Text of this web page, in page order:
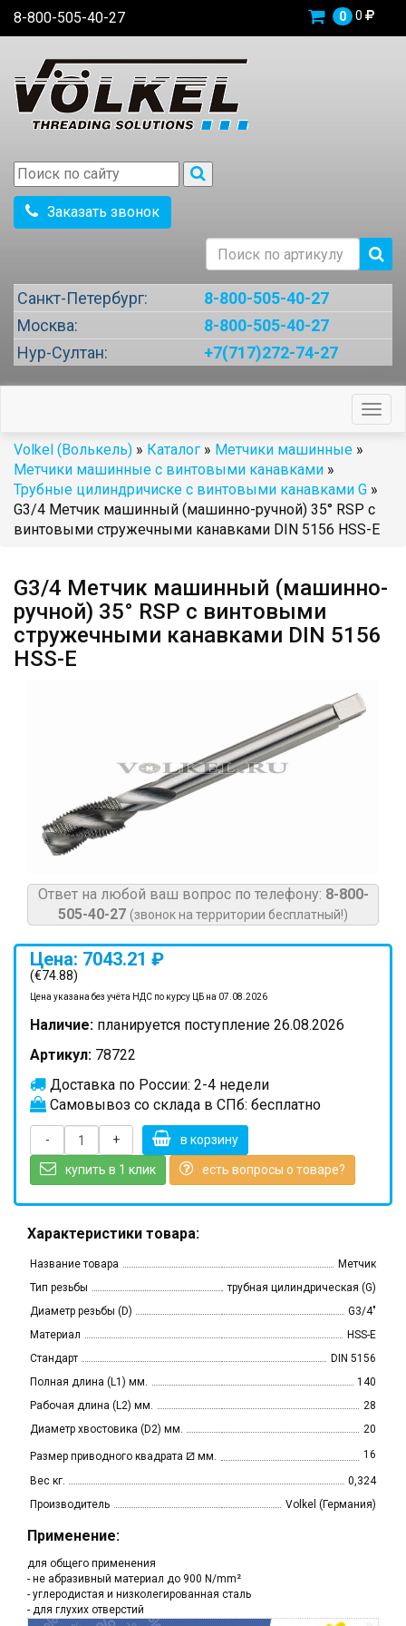
8-800-505-40-27 0 0
Заказать звонок
Санкт-Петербург:
8-800-505-40-27
Москва:
8-800-505-40-27
Нур-Султан:
+7(717)272-74-27
Volkel (Волькель) » Каталог » Метчики машинные »
Метчики машинные с винтовыми канавками »
Трубные цилиндричиске с винтовыми канавками G »
G3/4 Метчик машинный (машинно-ручной) 35° RSP с
винтовыми стружечными канавками DIN 5156 HSS-E
G3/4 Метчик машинный (машинно-
ручной) 35° RSP с винтовыми
стружечными канавками DIN 5156
HSS-E
Ответ на любой ваш вопрос по телефону: 8-800-
505-40-27 (звонок на территории бесплатный!)
Цена: 7043.21 ₽
(€74.88)
Цена указана без учёта НДС по курсу ЦБ на 07.08.2026
Наличие: планируется поступление 26.08.2026
Артикул: 78722
Доставка по России: 2-4 недели
Самовывоз со склада в СПб: бесплатно
- + в корзину
купить в 1 клик есть вопросы о товаре?
Характеристики товара:
Название товара
Метчик
Тип резьбы
трубная цилиндрическая (G)
Диаметр резьбы (D)
G3/4"
Материал
HSS-E
Стандарт
DIN 5156
Полная длина (L1) мм.
140
Рабочая длина (L2) мм.
28
Диаметр хвостовика (D2) мм.
20
Размер приводного квадрата ⧄ мм. 16
Вес кг.
0,324
Производитель
Volkel (Германия)
Применение:
для общего применения
- не абразивный материал до 900 N/mm²
- углеродистая и низколегированная сталь
- для глухих отверстий